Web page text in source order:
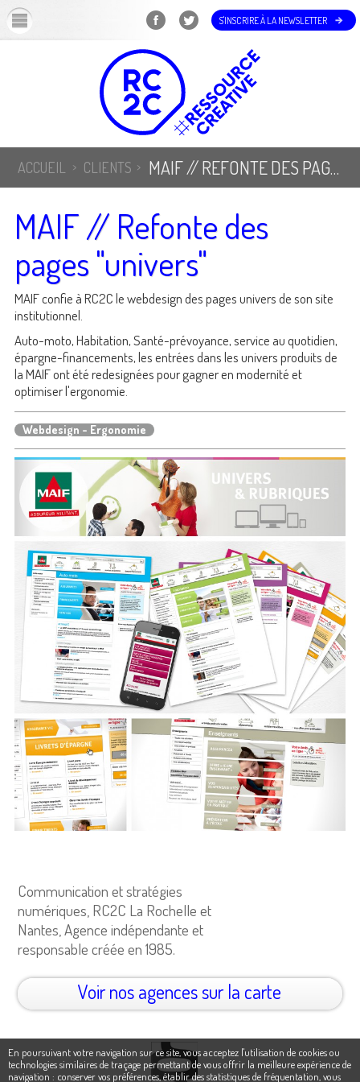
S'INSCRIRE À LA NEWSLETTER
ACCUEIL CLIENTS MAIF // REFONTE DES PAGES "UNIVERS"
MAIF // Refonte des
pages "univers"
MAIF confie à RC2C le webdesign des pages univers de son site
institutionnel.
Auto-moto, Habitation, Santé-prévoyance, service au quotidien,
épargne-financements, les entrées dans les univers produits de
la MAIF ont été redesignées pour gagner en modernité et
optimiser l'ergonomie.
Webdesign - Ergonomie
Communication et stratégies
numériques, RC2C La Rochelle et
Nantes, Agence indépendante et
responsable créée en 1985.
Voir nos agences sur la carte
En poursuivant votre navigation sur ce site, vous acceptez l'utilisation de cookies ou
technologies similaires de traçage permettant de vous offrir la meilleure expérience de
navigation : conserver vos préférences, établir des statistiques de fréquentation, vous